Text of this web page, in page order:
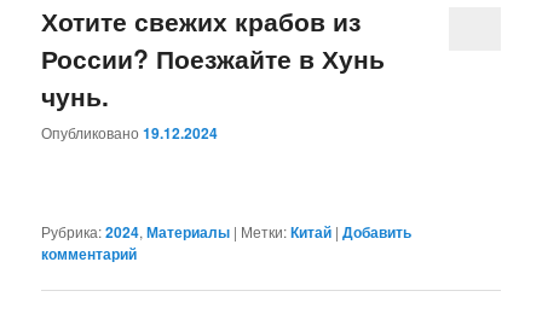
Хотите свежих крабов из
России? Поезжайте в Хунь
чунь.
Опубликовано19.12.2024
Рубрика:2024,Материалы | Метки:Китай |Добавить
комментарий